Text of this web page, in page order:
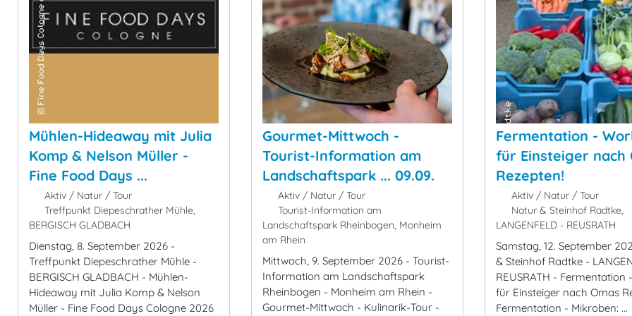
Mühlen-Hideaway mit Julia
Komp & Nelson Müller -
Fine Food Days ...
Aktiv / Natur / Tour
Treffpunkt Diepeschrather Mühle,
BERGISCH GLADBACH
Dienstag, 8. September 2026 -
Treffpunkt Diepeschrather Mühle -
BERGISCH GLADBACH - Mühlen-
Hideaway mit Julia Komp & Nelson
Müller - Fine Food Days Cologne 2026
Gourmet-Mittwoch -
Tourist-Information am
Landschaftspark ... 09.09.
Aktiv / Natur / Tour
Tourist-Information am
Landschaftspark Rheinbogen, Monheim
am Rhein
Mittwoch, 9. September 2026 - Tourist-
Information am Landschaftspark
Rheinbogen - Monheim am Rhein -
Gourmet-Mittwoch - Kulinarik-Tour -
Fermentation -
für Einsteiger nach
Rezepten!
Aktiv / Natur / Tour
Natur & Steinhof Radtke,
LANGENFELD - REUSRATH
Samstag, 12. September
& Steinhof Radtke -
REUSRATH - Fermentation
für Einsteiger nach Omas
Fermentation - Mikroben: ...